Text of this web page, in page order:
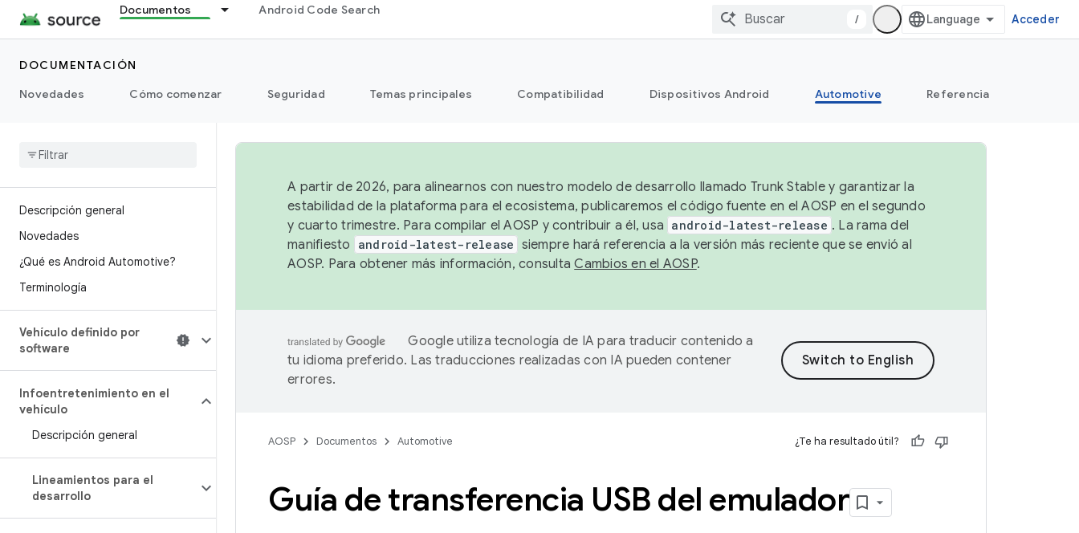
Documentos Android Code Search
/ Acceder
DOCUMENTACIÓN
Novedades
Cómo comenzar Seguridad Temas principales Compatibilidad Dispositivos Android Automotive Referencia
Descripción general
Novedades
¿Qué es Android Automotive?
Terminología
Vehículo definido por
software
Infoentretenimiento en el
vehículo
Descripción general
Lineamientos para el
desarrollo
A partir de 2026, para alinearnos con nuestro modelo de desarrollo llamado Trunk Stable y garantizar la
estabilidad de la plataforma para el ecosistema, publicaremos el código fuente en el AOSP en el segundo
y cuarto trimestre. Para compilar el AOSP y contribuir a él, usa android-latest-release . La rama del
manifiesto
android-latest-release siempre hará referencia a la versión más reciente que se envió al
AOSP. Para obtener más información, consultaCambios en el AOSP.
Google utiliza tecnología de IA para traducir contenido a
tu idioma preferido. Las traducciones realizadas con IA pueden contener
errores.
AOSP Documentos Automotive ¿Te ha resultado útil?
Guía de transferencia USB del emulador